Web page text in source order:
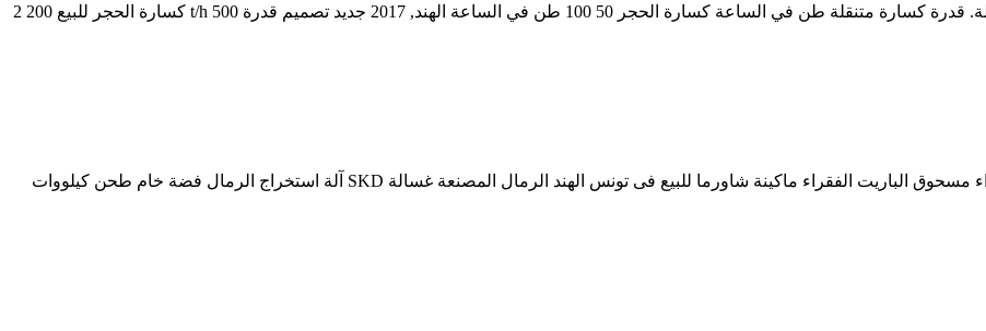
مستخدمو آلة كسارة متنقلة في سريلانكا. مستخدمو آلة كسارة متنقلة. قدرة كسارة متنقلة طن في الساعة كسارة الحجر 50 100 طن في الساعة الهند, 2017 جديد تصميم قدرة 500 t/h كسارة الحجر للبيع 200 2
مستخدمو آلة كسارة متنقلة DXN في مصر ... Fruitful في مصر شراء مسحوق الباريت الفقراء ماكينة شاورما للبيع فى تونس الهند الرمال المصنعة غسالة SKD آلة استخراج الرمال فضة خام طحن كيلووات